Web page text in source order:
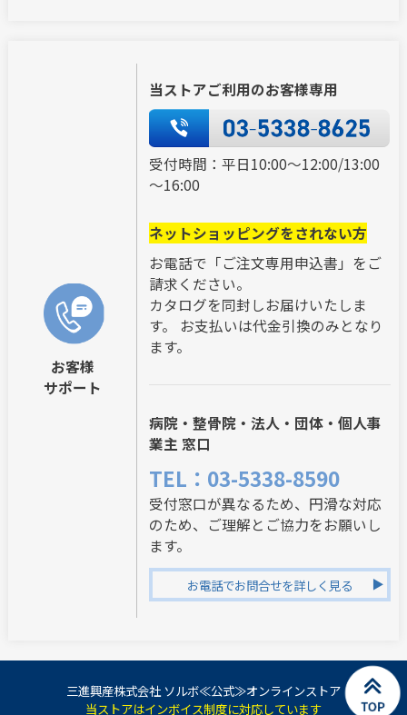
お客様
サポート
当ストアご利用のお客様専用
受付時間：平日10:00～12:00/13:00
～16:00
ネットショッピングをされない方
お電話で「ご注文専用申込書」をご
請求ください。
カタログを同封しお届けいたしま
す。 お支払いは代金引換のみとなり
ます。
病院・整骨院・法人・団体・個人事
業主 窓口
TEL：03-5338-8590
受付窓口が異なるため、円滑な対応
のため、ご理解とご協力をお願いし
ます。
お電話でお問合せを詳しく見る
三進興産株式会社 ソルボ≪公式≫オンラインストア
当ストアはインボイス制度に対応しています